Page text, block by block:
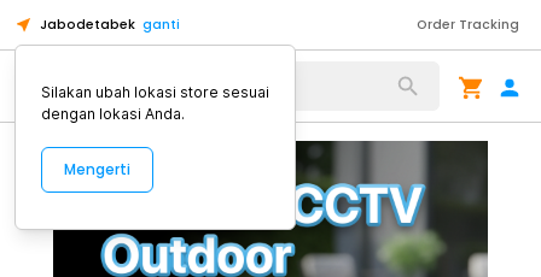
Jabodetabek ganti Order Tracking
Alat Kopi
Silakan ubah lokasi store sesuai
dengan lokasi Anda.
Mengerti